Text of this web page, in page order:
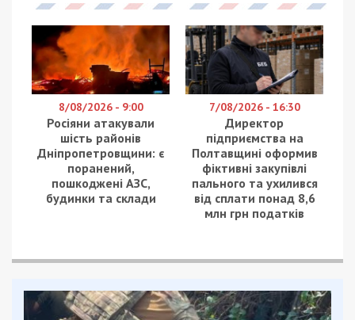
8/08/2026 - 9:00
Росіяни атакували
шість районів
Дніпропетровщини: є
поранений,
пошкоджені АЗС,
будинки та склади
7/08/2026 - 16:30
Директор
підприємства на
Полтавщині оформив
фіктивні закупівлі
пального та ухилився
від сплати понад 8,6
млн грн податків